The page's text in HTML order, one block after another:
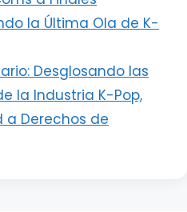
la Última Ola de K-
Desglosando las
la Industria K-Pop,
a Derechos de